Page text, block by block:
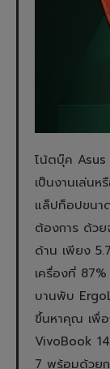
โน้ตบุ๊ค Asus
เป็นงานเล่น
แล็ปท็อปขนา
ต้องการ ด้ว
ด้าน เพียง
เครื่องที่
บานพับ
ขึ้นหาคุณ เพื่
VivoBook
7 พร้อมด้วย